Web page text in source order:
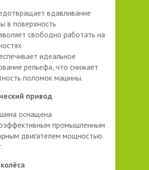
вдавливание
в поверхность
свободно работать на
идеальное
рельефа, что снижает
поломок машины.
привод
оснащена
промышленным
двигателем мощностью